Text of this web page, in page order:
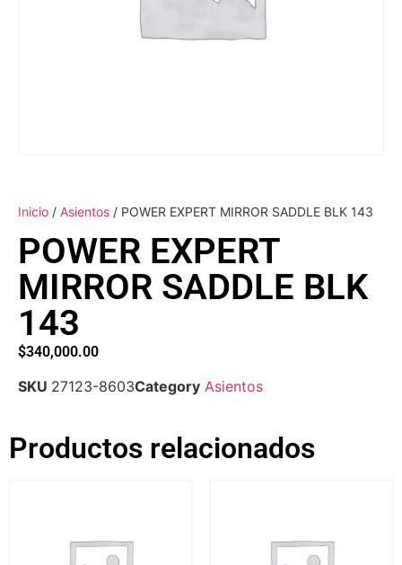
Inicio / Asientos / POWER EXPERT MIRROR SADDLE BLK 143
POWER EXPERT
MIRROR SADDLE BLK
143
$340,000.00
SKU 27123-8603Category Asientos
Productos relacionados